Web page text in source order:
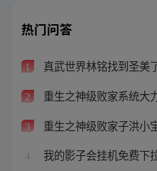
热门问答
1 真武世界林铭找到圣美
2 重生之神级败家系统大
3 重生之神级败家子洪小
4 我的影子会挂机免费下